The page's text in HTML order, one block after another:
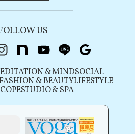
US
旧Twitter）
instagram
note youtubeline
& MINDSOCIAL
& BEAUTYLIFESTYLE
STUDIO & SPA